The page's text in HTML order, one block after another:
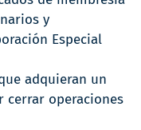
y
Especial
adquieran un
cerrar operaciones